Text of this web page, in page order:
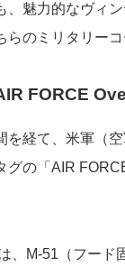
、魅力的なヴィ
らのミリタリー
FORCE
を経て、米軍（
グの「AIR
、M-51（フード